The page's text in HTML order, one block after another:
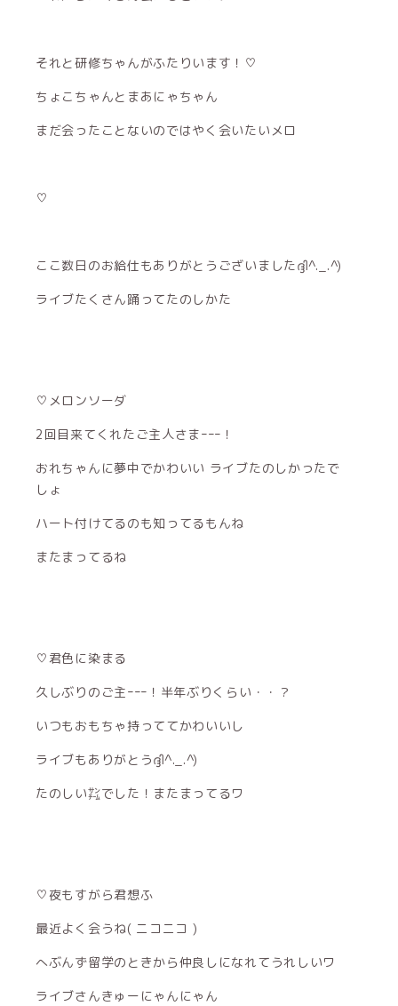
それと研修ちゃんがふたりいます！♡
ちょこちゃんとまあにゃちゃん
まだ会ったことないのではやく会いたいメロ
♡
ここ数日のお給仕もありがとうございましたദ്ദി^._.^)
ライブたくさん踊ってたのしかた
♡メロンソーダ
2回目来てくれたご主人さまｰｰｰ！
おれちゃんに夢中でかわいい ライブたのしかったで
しょ
ハート付けてるのも知ってるもんね
またまってるね
♡君色に染まる
久しぶりのご主ｰｰｰ！半年ぶりくらい・・？
いつもおもちゃ持っててかわいいし
ライブもありがとうദ്ദി^._.^)
たのしい㌠でした！またまってるワ
♡夜もすがら君想ふ
最近よく会うね( ニコニコ )
へぶんず留学のときから仲良しになれてうれしいワ
ライブさんきゅーにゃんにゃん